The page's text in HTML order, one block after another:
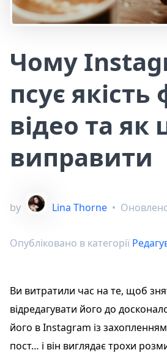
Чому
псує якість
відео та як
виправити
by Lina Thorne •
Опубліковано в категорії
Ви витратили час на те, щоб
відредагувати його до
його в Instagram із
пост… і він виглядає трохи